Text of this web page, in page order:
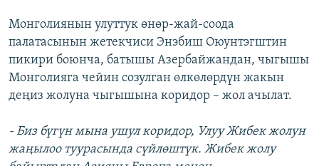
Монголиянын улуттук өнөр-жай-соода
палатасынын жетекчиси Энэбиш Оюунтэгштин
пикири боюнча, батышы Азербайжандан, чыгышы
Монголияга чейин созулган өлкөлөрдүн жакын
деңиз жолуна чыгышына коридор – жол ачылат.
- Биз бүгүн мына ушул коридор, Улуу Жибек жолун
жаңылоо туурасында сүйлөштүк. Жибек жолу